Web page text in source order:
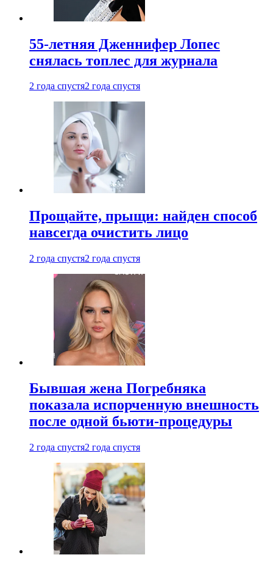
55-летняя Дженнифер Лопес
снялась топлес для журнала
2 года спустя2 года спустя
Прощайте, прыщи: найден способ
навсегда очистить лицо
2 года спустя2 года спустя
Бывшая жена Погребняка
показала испорченную внешность
после одной бьюти-процедуры
2 года спустя2 года спустя